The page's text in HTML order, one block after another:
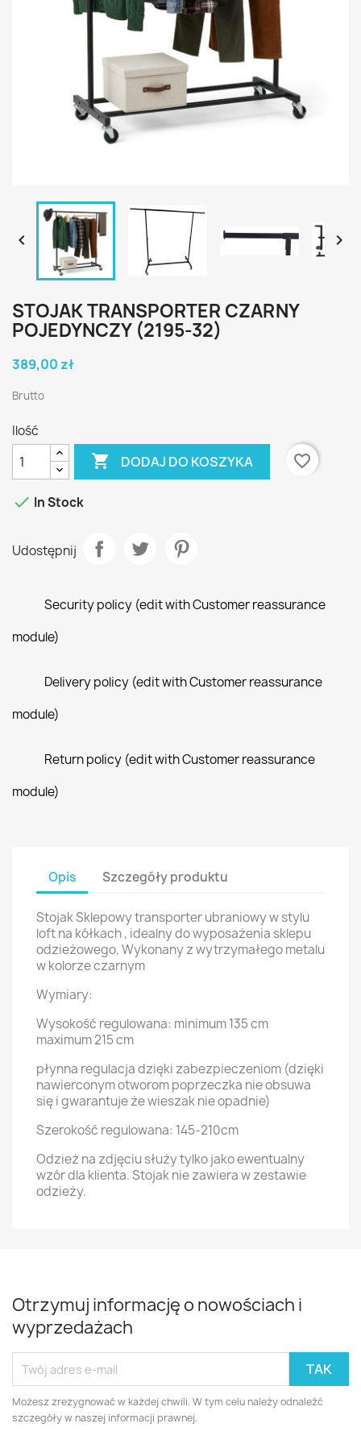
 
STOJAK TRANSPORTER CZARNY
POJEDYNCZY (2195-32)
389,00 zł
Brutto
Ilość
 DODAJ DO KOSZYKA favorite_border
 In Stock
Udostępnij
Security policy (edit with Customer reassurance
module)
Delivery policy (edit with Customer reassurance
module)
Return policy (edit with Customer reassurance
module)
Opis Szczegóły produktu
Stojak Sklepowy transporter ubraniowy w stylu
loft na kółkach , idealny do wyposażenia sklepu
odzieżowego, Wykonany z wytrzymałego metalu
w kolorze czarnym
Wymiary:
Wysokość regulowana: minimum 135 cm
maximum 215 cm
płynna regulacja dzięki zabezpieczeniom (dzięki
nawierconym otworom poprzeczka nie obsuwa
się i gwarantuje że wieszak nie opadnie)
Szerokość regulowana: 145-210cm
Odzież na zdjęciu służy tylko jako ewentualny
wzór dla klienta. Stojak nie zawiera w zestawie
odzieży.
Otrzymuj informację o nowościach i
wyprzedażach
Możesz zrezygnować w każdej chwili. W tym celu należy odnaleźć
szczegóły w naszej informacji prawnej.